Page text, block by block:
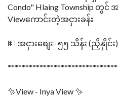
Condo" Hlaing Township တွင်
Viewကောင်းတဲ့အငှားခန်း
💵 အငှားစျေး- ၅၅ သိန်း (ညှိနှိုင်း)
✨View - Inya View ✨